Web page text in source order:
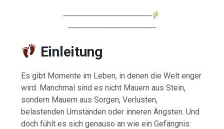
────────────────
────────────────
Einleitung
Es gibt Momente im Leben, in denen die Welt enger
wird. Manchmal sind es nicht Mauern aus Stein,
sondern Mauern aus Sorgen, Verlusten,
belastenden Umständen oder inneren Ängsten. Und
doch fühlt es sich genauso an wie ein Gefängnis: